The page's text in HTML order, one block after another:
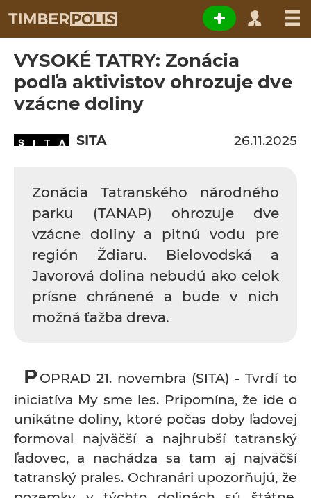
VYSOKÉ TATRY: Zonácia
podľa aktivistov ohrozuje dve
vzácne doliny
SITA 26.11.2025
Zonácia Tatranského národného
parku (TANAP) ohrozuje dve
vzácne doliny a pitnú vodu pre
región Ždiaru. Bielovodská a
Javorová dolina nebudú ako celok
prísne chránené a bude v nich
možná ťažba dreva.
POPRAD 21. novembra (SITA) - Tvrdí to
iniciatíva My sme les. Pripomína, že ide o
unikátne doliny, ktoré počas doby ľadovej
formoval najväčší a najhrubší tatranský
ľadovec, a nachádza sa tam aj najväčší
tatranský prales. Ochranári upozorňujú, že